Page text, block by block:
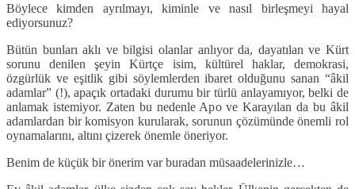
Böylece kimden ayrılmayı, kiminle ve nasıl birleşmeyi hayal
ediyorsunuz?
Bütün bunları aklı ve bilgisi olanlar anlıyor da, dayatılan ve Kürt
sorunu denilen şeyin Kürtçe isim, kültürel haklar, demokrasi,
özgürlük ve eşitlik gibi söylemlerden ibaret olduğunu sanan “âkil
adamlar” (!), apaçık ortadaki durumu bir türlü anlayamıyor, belki de
anlamak istemiyor. Zaten bu nedenle Apo ve Karayılan da bu âkil
adamlardan bir komisyon kurularak, sorunun çözümünde önemli rol
oynamalarını, altını çizerek önemle öneriyor.
Benim de küçük bir önerim var buradan müsaadelerinizle…